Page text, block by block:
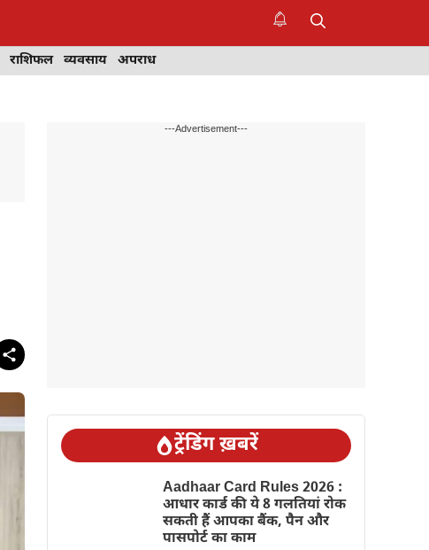
राशिफल व्यवसाय अपराध
---Advertisement---
ट्रेंडिंग ख़बरें
Aadhaar Card Rules 2026 :
आधार कार्ड की ये 8 गलतियां रोक
सकती हैं आपका बैंक, पैन और
पासपोर्ट का काम